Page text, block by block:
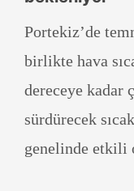
Portekiz’de
birlikte hava
dereceye kadar
sürdürecek
genelinde etkili